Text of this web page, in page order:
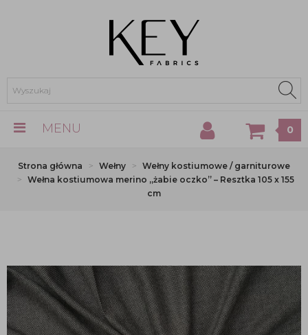
MENU 0
Strona główna Wełny
Wełny kostiumowe / garniturowe
Wełna kostiumowa merino „żabie oczko” – Resztka 105 x 155
cm